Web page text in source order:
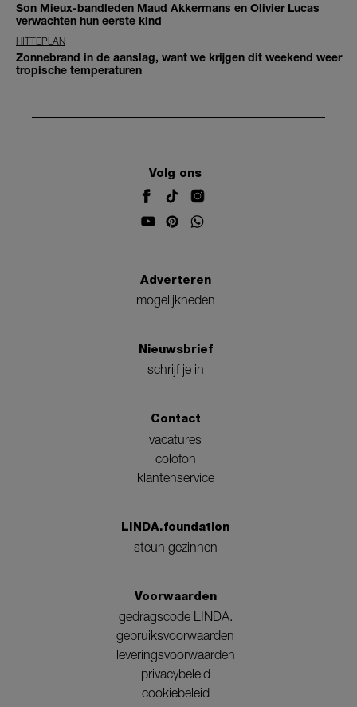
Son Mieux-bandleden Maud Akkermans en Olivier Lucas
verwachten hun eerste kind
HITTEPLAN
Zonnebrand in de aanslag, want we krijgen dit weekend weer
tropische temperaturen
Volg ons
Adverteren
mogelijkheden
Nieuwsbrief
schrijf je in
Contact
vacatures
colofon
klantenservice
LINDA.foundation
steun gezinnen
Voorwaarden
gedragscode LINDA.
gebruiksvoorwaarden
leveringsvoorwaarden
privacybeleid
cookiebeleid